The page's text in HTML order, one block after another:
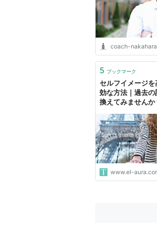
coach-
5 ブックマーク
セルフイメージ
効な方法｜過去の
換えてみませんか
に向けた癒し・
信
www.el-